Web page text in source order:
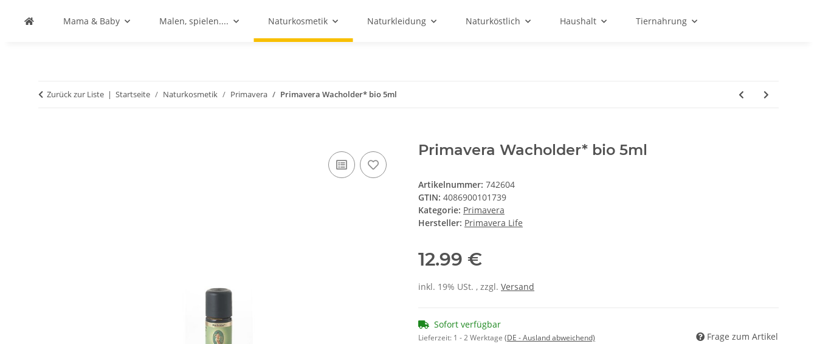
Mama & Baby Malen, spielen.... Naturkosmetik Naturkleidung Naturköstlich Haushalt Tiernahrung
Zurück zur Liste Startseite Naturkosmetik Primavera Primavera Wacholder* bio 5ml
Primavera Wacholder* bio 5ml
Artikelnummer: 742604
GTIN: 4086900101739
Kategorie: Primavera
Hersteller: Primavera Life
12.99 €
inkl. 19% USt. , zzgl. Versand
Sofort verfügbar
Lieferzeit: 1 - 2 Werktage (DE - Ausland abweichend) Frage zum Artikel